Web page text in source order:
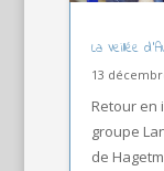
La Veillée
13
Retour en
groupe
de